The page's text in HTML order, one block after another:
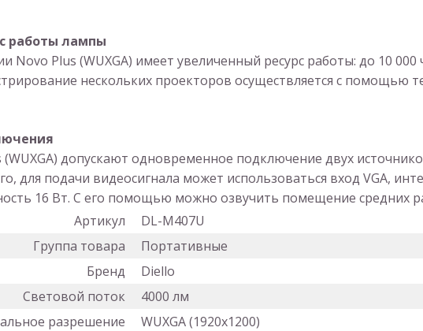
работы лампы
Novo Plus (WUXGA) имеет увеличенный ресурс работы: до 10
нескольких проекторов осуществляется с помощью
допускают одновременное подключение двух
для подачи видеосигнала может использоваться вход VGA,
16 Вт. С его помощью можно озвучить помещение средних
Артикул
DL-M407U
Группа товара
Портативные
Бренд
Diello
Световой поток
4000 лм
разрешение
WUXGA (1920x1200)